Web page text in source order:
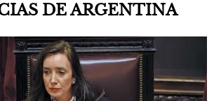
DE ARGENTINA